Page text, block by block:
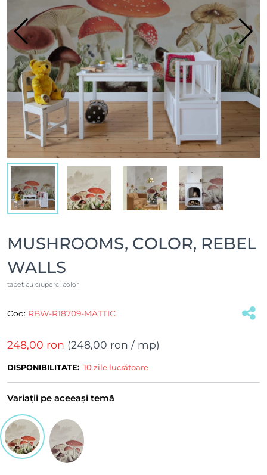
MUSHROOMS, COLOR, REBEL
WALLS
tapet cu ciuperci color
Cod: RBW-R18709-MATTIC
248,00 ron (248,00 ron / mp)
DISPONIBILITATE: 10 zile lucrătoare
Variații pe aceeași temă